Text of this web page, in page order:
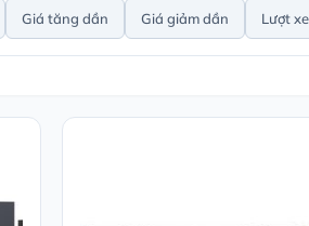
Giá tăng dần Giá giảm dần Lượt